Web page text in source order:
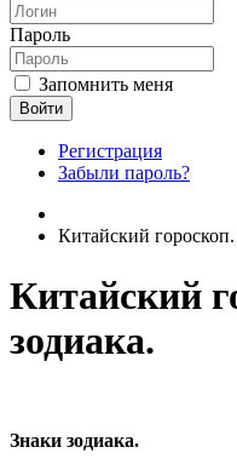
Пароль
Запомнить меня
Войти
Регистрация
Забыли пароль?
Китайский
Китайский
зодиака.
Знаки зодиака.